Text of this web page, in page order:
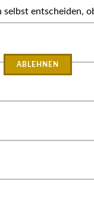
selbst entscheiden,
ABLEHNEN